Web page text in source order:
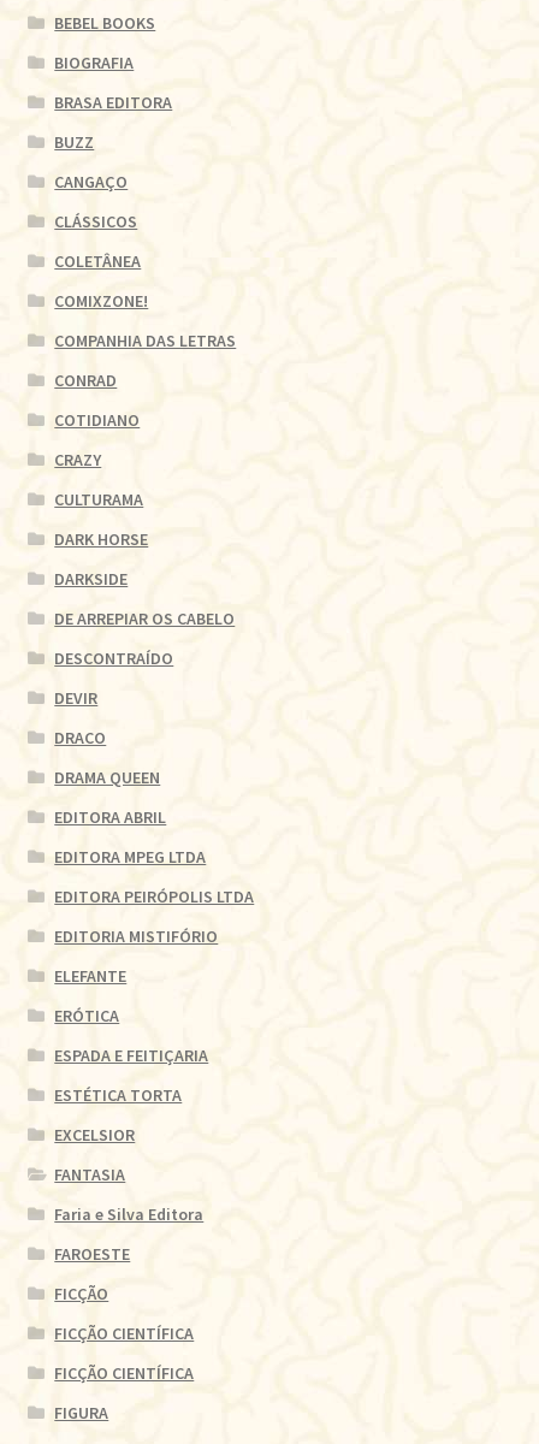
BEBEL BOOKS
BIOGRAFIA
BRASA EDITORA
BUZZ
CANGAÇO
CLÁSSICOS
COLETÂNEA
COMIXZONE!
COMPANHIA DAS LETRAS
CONRAD
COTIDIANO
CRAZY
CULTURAMA
DARK HORSE
DARKSIDE
DE ARREPIAR OS CABELO
DESCONTRAÍDO
DEVIR
DRACO
DRAMA QUEEN
EDITORA ABRIL
EDITORA MPEG LTDA
EDITORA PEIRÓPOLIS LTDA
EDITORIA MISTIFÓRIO
ELEFANTE
ERÓTICA
ESPADA E FEITIÇARIA
ESTÉTICA TORTA
EXCELSIOR
FANTASIA
Faria e Silva Editora
FAROESTE
FICÇÃO
FICÇÃO CIENTÍFICA
FICÇÃO CIENTÍFICA
FIGURA